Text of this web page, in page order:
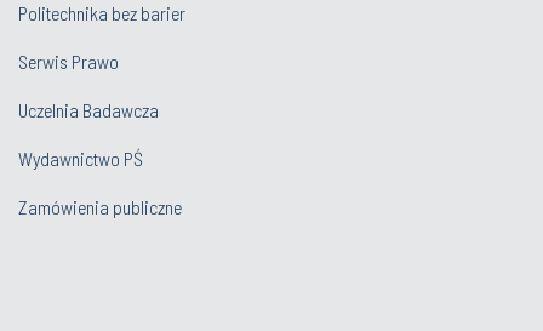
Politechnika bez barier
Serwis Prawo
Uczelnia Badawcza
Wydawnictwo PŚ
Zamówienia publiczne